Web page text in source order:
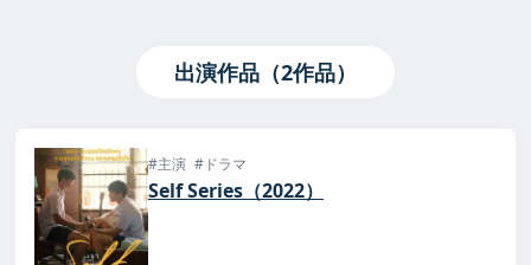
出演作品（2作品）
#主演 #ドラマ
Self Series（2022）